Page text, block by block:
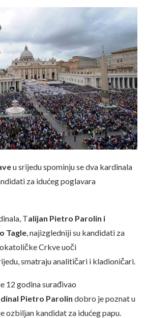
u srijedu spominju se dva kardinala
za idućeg poglavara
Talijan Pietro Parolin i
Tagle , najizgledniji su kandidati za
Crkve uoči
smatraju analitičari i kladioničari.
12 godina surađivao
Pietro Parolin dobro je poznat u
ozbiljan kandidat za idućeg papu.